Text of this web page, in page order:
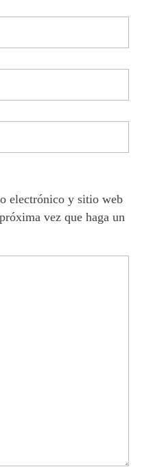
electrónico y sitio web
vez que haga un